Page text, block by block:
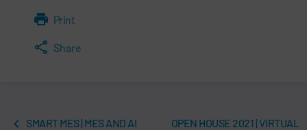
Print
Share
SMART MES | MES AND AI
OPEN HOUSE 2021 | VIRTUAL